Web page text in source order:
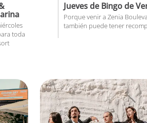
toda
Jueves de Bingo de
Porque venir a Zenia
también puede tener